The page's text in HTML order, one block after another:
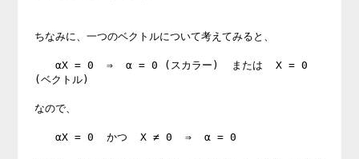
ちなみに、一つのベクトルについて考えてみると、
αX = 0  ⇒  α = 0 (スカラー)  または  X = 0
(ベクトル)
なので、
αX = 0  かつ  X ≠ 0  ⇒  α = 0